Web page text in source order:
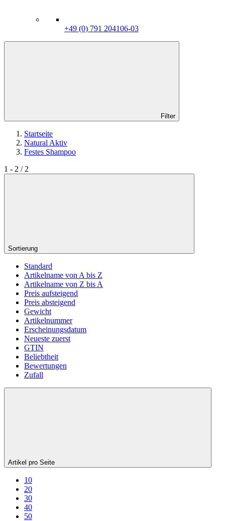
+49 (0) 791 204106-03
Filter
Startseite
Natural Aktiv
Festes Shampoo
1 - 2 / 2
Sortierung
Standard
Artikelname von A bis Z
Artikelname von Z bis A
Preis aufsteigend
Preis absteigend
Gewicht
Artikelnummer
Erscheinungsdatum
Neueste zuerst
GTIN
Beliebtheit
Bewertungen
Zufall
Artikel pro Seite
10
20
30
40
50